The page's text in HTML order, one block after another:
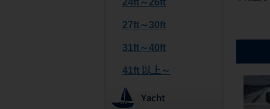
27ft～30ft
31ft～40ft
41ft 以上～